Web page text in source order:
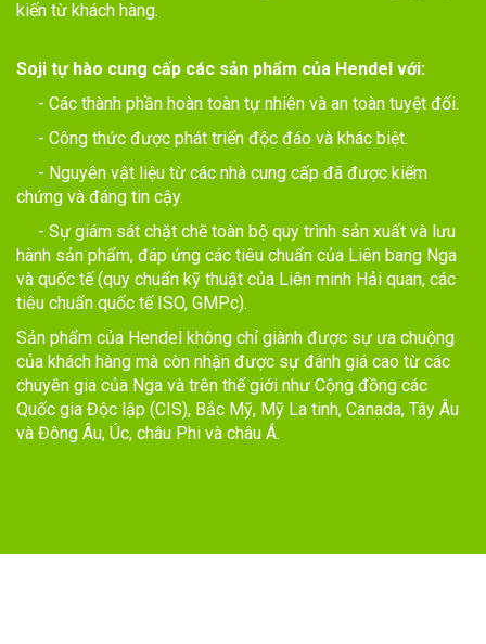
kiến từ khách hàng.
Soji tự hào cung cấp các sản phẩm của Hendel với:
- Các thành phần hoàn toàn tự nhiên và an toàn tuyệt đối.
- Công thức được phát triển độc đáo và khác biệt.
- Nguyên vật liệu từ các nhà cung cấp đã được kiểm
chứng và đáng tin cậy.
- Sự giám sát chặt chẽ toàn bộ quy trình sản xuất và lưu
hành sản phẩm, đáp ứng các tiêu chuẩn của Liên bang Nga
và quốc tế (quy chuẩn kỹ thuật của Liên minh Hải quan, các
tiêu chuẩn quốc tế ISO, GMPc).
Sản phẩm của Hendel không chỉ giành được sự ưa chuộng
của khách hàng mà còn nhận được sự đánh giá cao từ các
chuyên gia của Nga và trên thế giới như Cộng đồng các
Quốc gia Độc lập (CIS), Bắc Mỹ, Mỹ La tinh, Canada, Tây Âu
và Đông Âu, Úc, châu Phi và châu Á.